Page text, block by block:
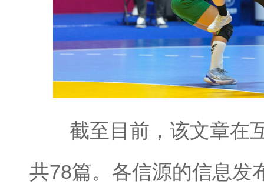
截至目前，该文章在
共78篇。各信源的信息发